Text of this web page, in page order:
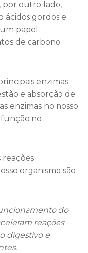
, por outro lado,
ácidos gordos e
papel
de carbono
enzimas
e absorção de
enzimas no nosso
função no
reações
organismo são
do
reações
digestivo e